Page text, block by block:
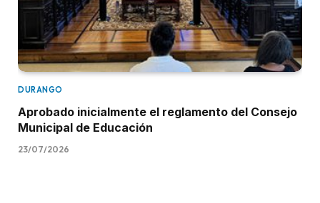
DURANGO
Aprobado inicialmente el reglamento del Consejo
Municipal de Educación
23/07/2026